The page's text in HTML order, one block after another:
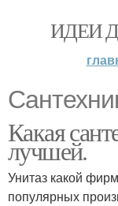
ИДЕИ
Какая
лучшей.
Унитаз какой
популярных